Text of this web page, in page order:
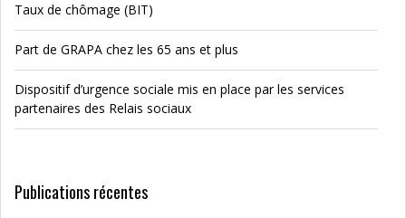
Taux de chômage (BIT)
Part de GRAPA chez les 65 ans et plus
Dispositif d’urgence sociale mis en place par les services
partenaires des Relais sociaux
Publications récentes